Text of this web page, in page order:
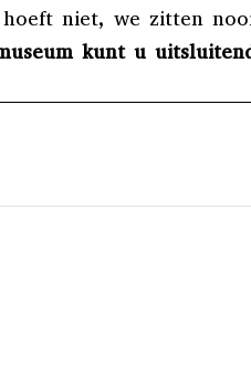
niet, we zitten
kunt u